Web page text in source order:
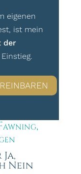
eigenen
ist mein
der
Nein